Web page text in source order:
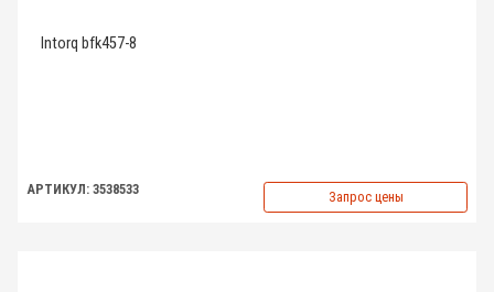
Intorq bfk457-8
АРТИКУЛ: 3538533 Запрос цены